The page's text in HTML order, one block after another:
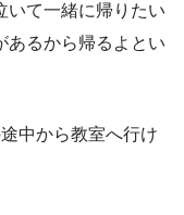
いて一緒に帰りたい
あるから帰るよとい
中から教室へ行け